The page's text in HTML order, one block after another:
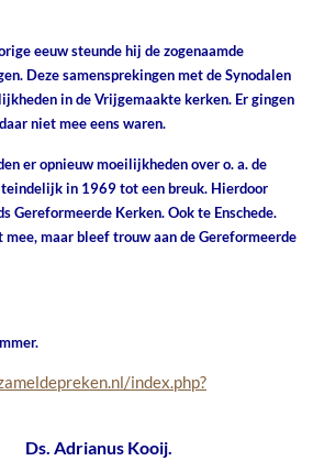
eeuw steunde hij de zogenaamde
Deze samensprekingen met de Synodalen
in de Vrijgemaakte kerken. Er gingen
niet mee eens waren.
er opnieuw moeilijkheden over o. a. de
in 1969 tot een breuk. Hierdoor
Gereformeerde Kerken. Ook te Enschede.
maar bleef trouw aan de Gereformeerde
index.php?
Ds. Adrianus Kooij.